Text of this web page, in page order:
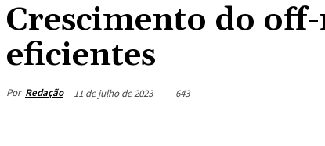
Crescimento do
eficientes
Por Redação 11 de julho de 2023 643